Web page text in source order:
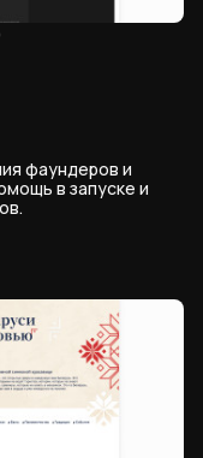
фаундеров и
в запуске и